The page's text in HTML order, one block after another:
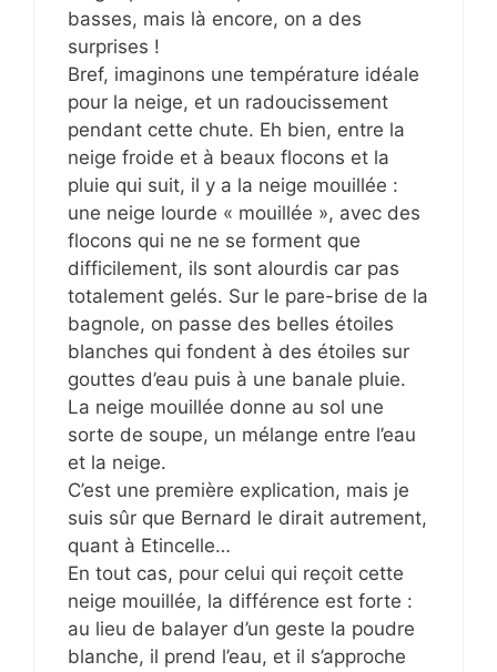
basses, mais là encore, on a des
surprises !
Bref, imaginons une température idéale
pour la neige, et un radoucissement
pendant cette chute. Eh bien, entre la
neige froide et à beaux flocons et la
pluie qui suit, il y a la neige mouillée :
une neige lourde « mouillée », avec des
flocons qui ne ne se forment que
difficilement, ils sont alourdis car pas
totalement gelés. Sur le pare-brise de la
bagnole, on passe des belles étoiles
blanches qui fondent à des étoiles sur
gouttes d’eau puis à une banale pluie.
La neige mouillée donne au sol une
sorte de soupe, un mélange entre l’eau
et la neige.
C’est une première explication, mais je
suis sûr que Bernard le dirait autrement,
quant à Etincelle…
En tout cas, pour celui qui reçoit cette
neige mouillée, la différence est forte :
au lieu de balayer d’un geste la poudre
blanche, il prend l’eau, et il s’approche